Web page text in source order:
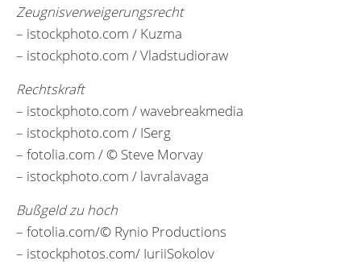
Zeugnisverweigerungsrecht
– istockphoto.com / Kuzma
– istockphoto.com / Vladstudioraw
Rechtskraft
– istockphoto.com / wavebreakmedia
– istockphoto.com / ISerg
– fotolia.com / © Steve Morvay
– istockphoto.com / lavralavaga
Bußgeld zu hoch
– fotolia.com/© Rynio Productions
– istockphotos.com/ IuriiSokolov